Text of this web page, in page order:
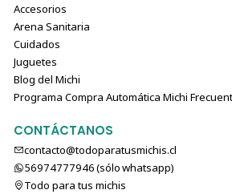
Accesorios
Arena Sanitaria
Cuidados
Juguetes
Blog del Michi
Programa Compra Automática Michi
CONTÁCTANOS
contacto@todoparatusmichis.cl
56974777946 (sólo⁣⁣⁣⁣⁣​​​​​​​​​​​​​​​ whatsapp)
Todo para tus michis